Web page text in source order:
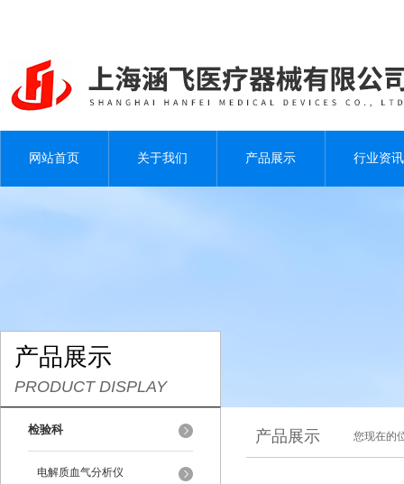
网站首页 关于我们 产品展示 行业资讯
产品展示
PRODUCT DISPLAY
检验科
电解质血气分析仪
产品展示 您现在的